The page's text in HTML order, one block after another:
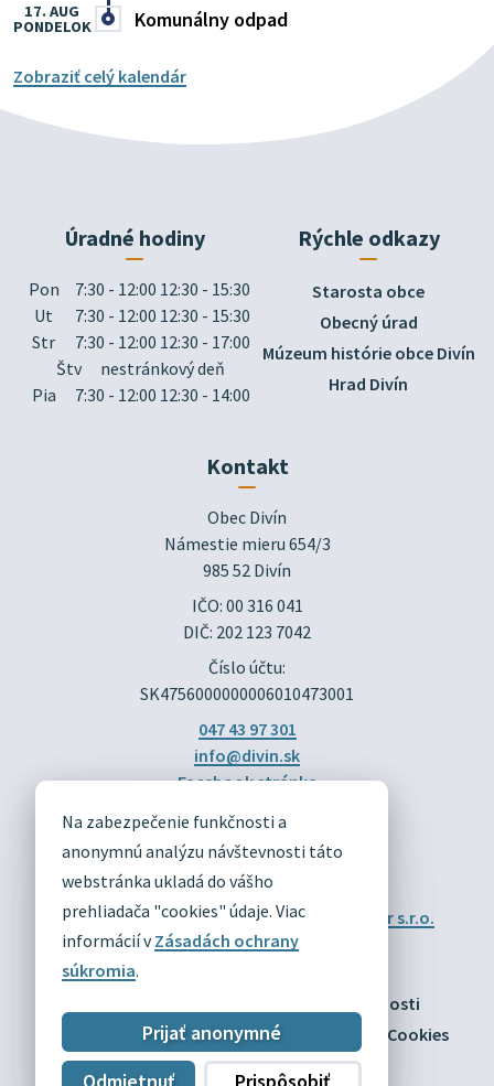
Na zabezpečenie funkčnosti a
anonymnú analýzu návštevnosti táto
webstránka ukladá do vášho
prehliadača "cookies" údaje. Viac
informácií vZásadách ochrany
súkromia.
Prijať anonymné
Odmietnuť
Prispôsobiť
Komunálny odpad
17. AUG
PONDELOK
Zobraziť celý kalendár
DIVÍN
OFICIÁLNE STRÁNKY
Technický prevádzkovateľ:Alphabet partner s.r.o.
Správca obsahu:Obec Divín
Posledná aktualizácia:
Vyhlásenie o prístupnosti
Zásady ochrany osobných údajov
Nastaviť Cookies
Úradné hodiny
Pon
7:30 - 12:00 12:30 - 15:30
Ut
7:30 - 12:00 12:30 - 15:30
Str
7:30 - 12:00 12:30 - 17:00
Štv
nestránkový deň
Pia
7:30 - 12:00 12:30 - 14:00
Rýchle odkazy
Starosta obce
Obecný úrad
Múzeum histórie obce Divín
Hrad Divín
Kontakt
Obec Divín
Námestie mieru 654/3
985 52 Divín
IČO: 00 316 041
DIČ: 202 123 7042
Číslo účtu:
SK4756000000006010473001
047 43 97 301
info@divin.sk
Facebook stránka